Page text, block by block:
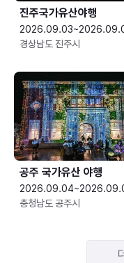
진주국가유산야행
경상남도 진주시
공주 국가유산 야행
충청남도 공주시